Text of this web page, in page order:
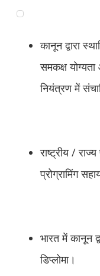
कानून द्वारा
समकक्ष
नियंत्रण में
राष्ट्रीय /
प्रोग्रामिंग
भारत में कानून
डिप्लोमा।